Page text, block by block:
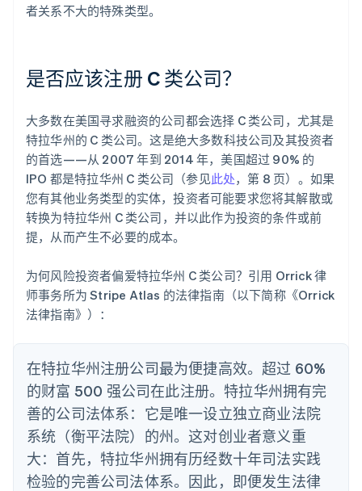
者关系不大的特殊类型。
是否应该注册 C 类公司？
大多数在美国寻求融资的公司都会选择 C 类公司，尤其是
特拉华州的 C 类公司。这是绝大多数科技公司及其投资者
的首选——从 2007 年到 2014 年，美国超过 90% 的
IPO 都是特拉华州 C 类公司（参见此处，第 8 页）。如果
您有其他业务类型的实体，投资者可能要求您将其解散或
转换为特拉华州 C 类公司，并以此作为投资的条件或前
提，从而产生不必要的成本。
为何风险投资者偏爱特拉华州 C 类公司？引用 Orrick 律
师事务所为 Stripe Atlas 的法律指南（以下简称《Orrick
法律指南》）：
在特拉华州注册公司最为便捷高效。超过 60%
的财富 500 强公司在此注册。特拉华州拥有完
善的公司法体系：它是唯一设立独立商业法院
系统（衡平法院）的州。这对创业者意义重
大：首先，特拉华州拥有历经数十年司法实践
检验的完善公司法体系。因此，即便发生法律